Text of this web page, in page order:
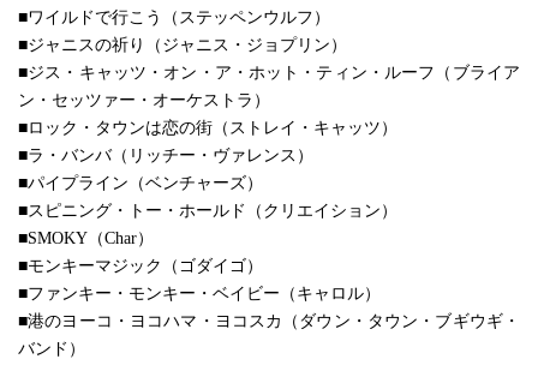
■ワイルドで行こう（ステッペンウルフ）
■ジャニスの祈り（ジャニス・ジョプリン）
■ジス・キャッツ・オン・ア・ホット・ティン・ルーフ（ブライア
ン・セッツァー・オーケストラ）
■ロック・タウンは恋の街（ストレイ・キャッツ）
■ラ・バンバ（リッチー・ヴァレンス）
■パイプライン（ベンチャーズ）
■スピニング・トー・ホールド（クリエイション）
■SMOKY（Char）
■モンキーマジック（ゴダイゴ）
■ファンキー・モンキー・ベイビー（キャロル）
■港のヨーコ・ヨコハマ・ヨコスカ（ダウン・タウン・ブギウギ・
バンド）